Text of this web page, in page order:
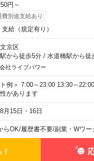
円～
費別途支給あり
支給（規定有り）
京区
から徒歩5分/ 水道橋駅から徒
社ライブパワー
ト例＞ 7:00～23:00 13:30～
があります
月15日・16日
らOK/履歴書不要/副業・Wワー